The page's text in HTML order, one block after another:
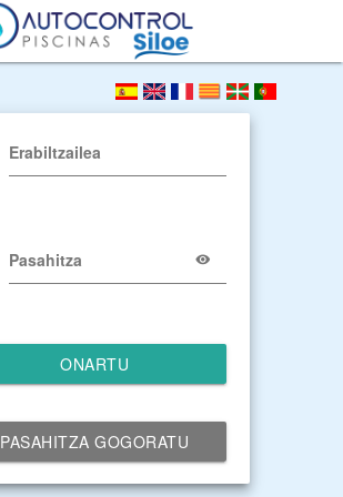
Erabiltzailea
Pasahitza
ONARTU
PASAHITZA GOGORATU